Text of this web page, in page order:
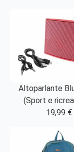
Altoparlante
(Sport e
19,99 €